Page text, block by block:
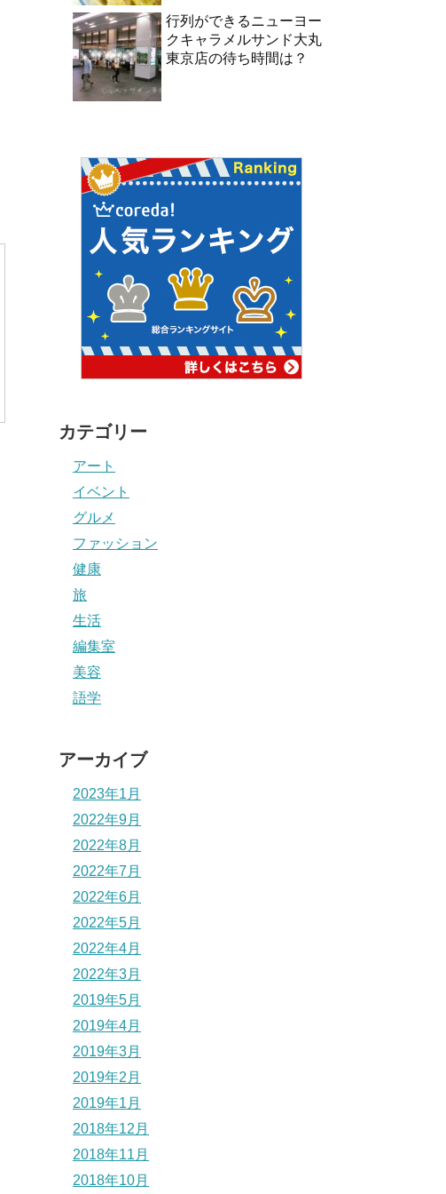
行列ができるニューヨー
クキャラメルサンド大丸
東京店の待ち時間は？
カテゴリー
アート
イベント
グルメ
ファッション
健康
旅
生活
編集室
美容
語学
アーカイブ
2023年1月
2022年9月
2022年8月
2022年7月
2022年6月
2022年5月
2022年4月
2022年3月
2019年5月
2019年4月
2019年3月
2019年2月
2019年1月
2018年12月
2018年11月
2018年10月